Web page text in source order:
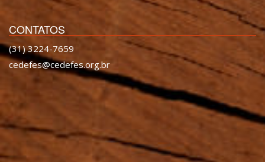
CONTATOS
(31) 3224-7659
cedefes@cedefes.org.br